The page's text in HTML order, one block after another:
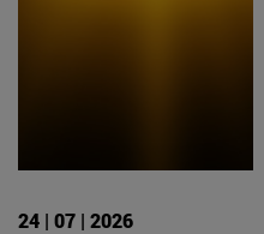
24 | 07 | 2026